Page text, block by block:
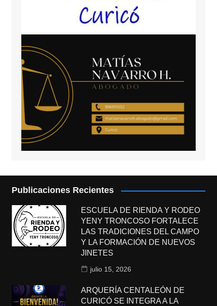
Publicaciones Recientes
ESCUELA DE RIENDA Y RODEO
YENY TRONCOSO FORTALECE
LAS TRADICIONES DEL CAMPO
Y LA FORMACIÓN DE NUEVOS
JINETES
julio 15, 2026
ARQUERÍA CENTALEÓN DE
CURICÓ SE INTEGRA A LA